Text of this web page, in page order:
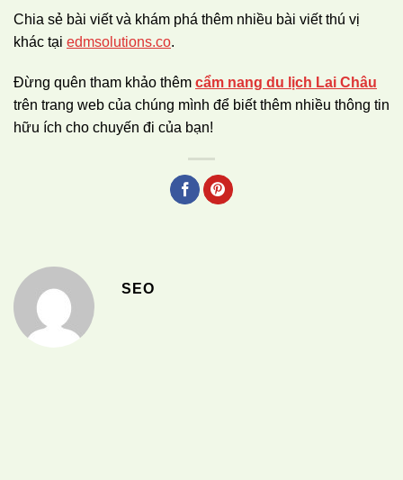
Chia sẻ bài viết và khám phá thêm nhiều bài viết thú vị
khác tại edmsolutions.co.
Đừng quên tham khảo thêm cẩm nang du lịch Lai Châu
trên trang web của chúng mình để biết thêm nhiều thông tin
hữu ích cho chuyến đi của bạn!
SEO